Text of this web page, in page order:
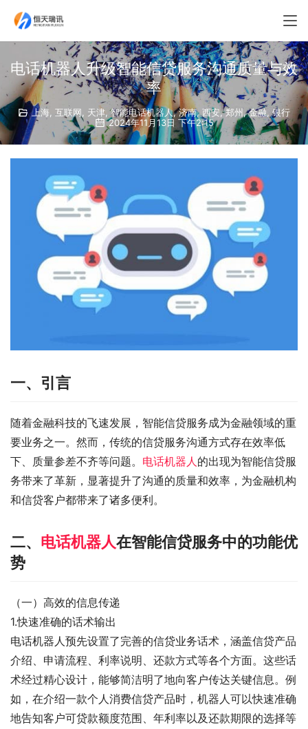
电话机器人升级智能信贷服务沟通质量与效
率
上海 互联网 天津 ,智能电话机器人,济南,西安,郑州,金融 ,银行
2024年11月13日 下午2:15
一、引言
随着金融科技的飞速发展，智能信贷服务成为金融领域的重
要业务之一。然而，传统的信贷服务沟通方式存在效率低
下、质量参差不齐等问题。 电话机器人 的出现为智能信贷服
务带来了革新，显著提升了沟通的质量和效率，为金融机构
和信贷客户都带来了诸多便利。
二、 电话机器人在智能信贷服务中的功能优
势
（一）高效的信息传递
1.快速准确的话术输出
电话机器人预先设置了完善的信贷业务话术，涵盖信贷产品
介绍、申请流程、利率说明、还款方式等各个方面。这些话
术经过精心设计，能够简洁明了地向客户传达关键信息。例
如，在介绍一款个人消费信贷产品时，机器人可以快速准确
地告知客户可贷款额度范围、年利率以及还款期限的选择等